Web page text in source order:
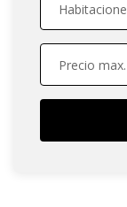
Precio max.